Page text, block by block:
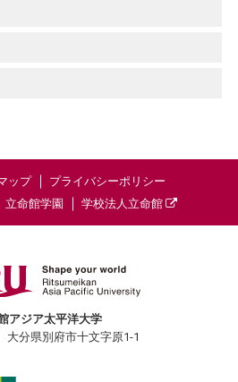
ップ
プライバシーポリシー
立命館学園 学校法人立命館
アジア太平洋大学
分県別府市十文字原1-1